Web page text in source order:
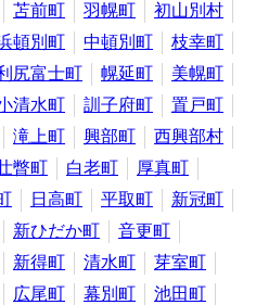
苫前町 羽幌町
初山別村
頓別町 中頓別町
枝幸町
尻富士町 幌延町
美幌町
清水町 訓子府町
置戸町
滝上町 興部町
西興部村
瞥町 白老町
厚真町
日高町 平取町
新冠町
新ひだか町
音更町
新得町 清水町
芽室町
広尾町 幕別町
池田町